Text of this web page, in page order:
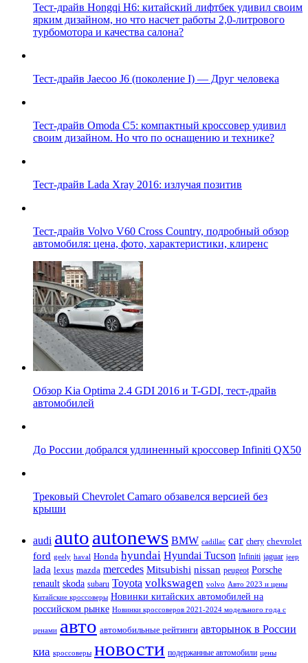
Тест-драйв Hongqi H6: китайский лифтбек удивил своим
ярким дизайном, но что насчет работы 2,0-литрового
турбомотора и качества салона?
Тест-драйв Jaecoo J6 (поколение I) — Друг человека
Тест-драйв Omoda C5: компактный кроссовер удивил
своим дизайном. Но что по оснащению и технике?
Тест-драйв Lada Xray 2016: излучая позитив
Тест-драйв Volvo V60 Cross Country, подробный обзор
автомобиля: цена, фото, характеристики, клиренс
Обзор Kia Optima 2.4 GDI 2016 и T-GDI, тест-драйв
автомобилей
До России добрался удлиненный кроссовер Infiniti QX50
Трековый Chevrolet Camaro обзавелся версией без
крыши
audi autoautonews BMW cadillac car chery chevrolet
ford geely haval Honda hyundai Hyundai Tucson Infiniti jaguar jeep
lada lexus mazda mercedes Mitsubishi nissan peugeot Porsche
renault skoda subaru Toyota volkswagen volvo Авто 2023 и цены
Китайские кроссоверы Новинки китайских автомобилей на
российском рынке Новинки кроссоверов 2021-2024 модельного года с
ценами авто автомобильные рейтинги авторынок в России
киа кроссоверы новости подержанные автомобили цены